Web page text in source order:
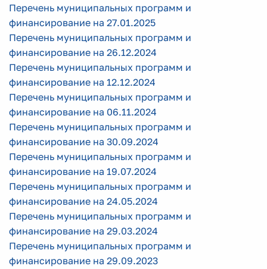
Перечень муниципальных программ и
финансирование на 27.01.2025
Перечень муниципальных программ и
финансирование на 26.12.2024
Перечень муниципальных программ и
финансирование на 12.12.2024
Перечень муниципальных программ и
финансирование на 06.11.2024
Перечень муниципальных программ и
финансирование на 30.09.2024
Перечень муниципальных программ и
финансирование на 19.07.2024
Перечень муниципальных программ и
финансирование на 24.05.2024
Перечень муниципальных программ и
финансирование на 29.03.2024
Перечень муниципальных программ и
финансирование на 29.09.2023